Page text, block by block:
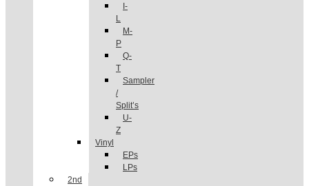
I-
L
M-
P
Q-
T
Sampler
/
Split’s
U-
Z
Vinyl
EPs
LPs
2nd